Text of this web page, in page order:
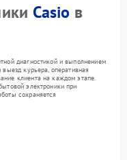
Casio в
диагностикой и выполнением
курьера, оперативная
клиента на каждом этапе.
электроники при
сохраняется